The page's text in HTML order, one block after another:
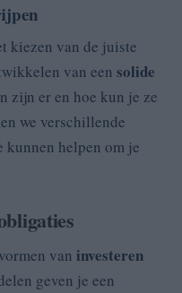
kiezen van de juiste
van een solide
zijn er en hoe kun je ze
we verschillende
kunnen helpen om je
van investeren
geven je een